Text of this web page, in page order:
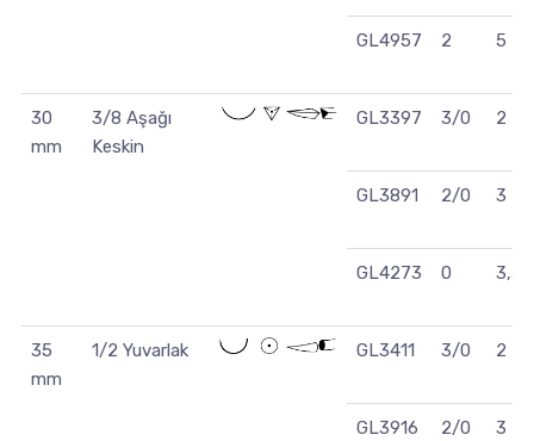
GL4957 2 5
30
mm
3/8 Aşağı
Keskin
GL3397 3/0 2
GL3891 2/0 3
GL4273 0 3,5
35
mm
1/2 Yuvarlak GL3411 3/0 2
GL3916 2/0 3